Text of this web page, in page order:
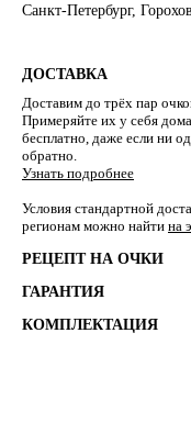
Санкт-Петербург,
ДОСТАВКА
Доставим до трёх пар
Примеряйте их у себя
бесплатно, даже если ни
обратно.
Узнать подробнее
Условия стандартной
регионам можно найти на
РЕЦЕПТ НА ОЧКИ
ГАРАНТИЯ
КОМПЛЕКТАЦИЯ